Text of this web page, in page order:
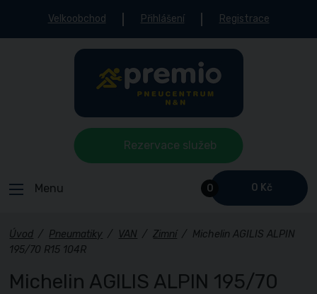
Velkoobchod Přihlášení Registrace
0 0 Kč
Menu
Rezervace služeb
Úvod / Pneumatiky / VAN / Zimní / Michelin AGILIS ALPIN
195/70 R15 104R
Michelin AGILIS ALPIN 195/70